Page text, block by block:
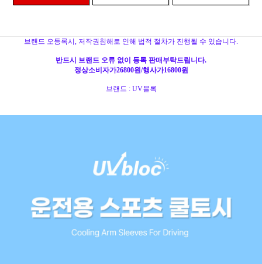
브랜드 오등록시, 저작권침해로 인해 법적 절차가 진행될 수 있습니다.
반드시 브랜드 오류 없이 등록 판매부탁드립니다.
정상소비자가26800원/행사가16800원
브랜드 : UV블록